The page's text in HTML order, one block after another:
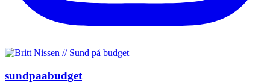
sundpaabudget